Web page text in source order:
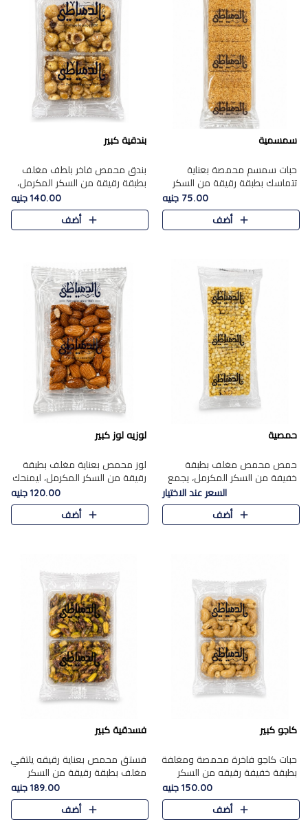
سمسمية
حبات سمسم محمصة بعناية
تتماسك بطبقة رقيقة من السكر
المكرمل، لتقدم طعم السمسم
المميز وقرمشتة التي ارتبطت ببهجة
المولد عبر الأجيال.
75.00 جنيه
أضف
بندقية كبير
بندق محمص فاخر بلطف مغلف
بطبقة رقيقة من السكر المكرمل،
يجمع بين النكهة الغنية ناتي
والقرمشة الراقية المرضية في
حلوى شرقية أنيقه بطابع مميز.
140.00 جنيه
أضف
حمصية
حمص محمص مغلف بطبقة
خفيفة من السكر المكرمل، يجمع
بين القرمشة المميزة والطعم
الشرقي الأصيل في واحدة من أشهر
حلويات الموسم.
السعر عند الاختيار
أضف
لوزيه لوز كبير
لوز محمص بعناية مغلف بطبقة
رقيقة من السكر المكرمل، ليمنحك
قرمشة راقية ونكهة غنية تبرز
فخامة اللوز في كل قطعة.
120.00 جنيه
أضف
كاجو كبير
حبات كاجو فاخرة محمصة ومغلفة
بطبقة خفيفة رقيقه من السكر
المكرمل، تجمع بين توازن النعومة
زبدية غنية فاخرة والقرمشة
المرضية في حلوى شرقية بطاب..
150.00 جنيه
أضف
فسدقية كبير
فستق محمص بعناية رقيقه يلتقي
مغلف بطبقة رقيقة من السكر
المكرمل، ليقدم مذاقًا فاخرًا حلوي
شرقية فاخرة ونكهة غنية ناتي تميز
كل قطعة و قوام هش
189.00 جنيه
أضف